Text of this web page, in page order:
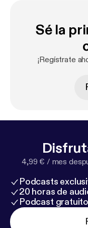
Sé la
¡Regístrate
4,99 € / mes
Podcasts
20 horas de
Podcast